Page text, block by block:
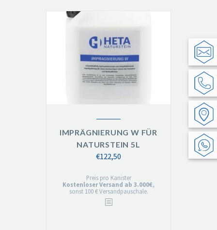
IMPRÄGNIERUNG W FÜR
NATURSTEIN 5L
€122,50
Preis pro Kanister
Kostenloser Versand ab 3.000€,
sonst 100 € Versandpauschale.